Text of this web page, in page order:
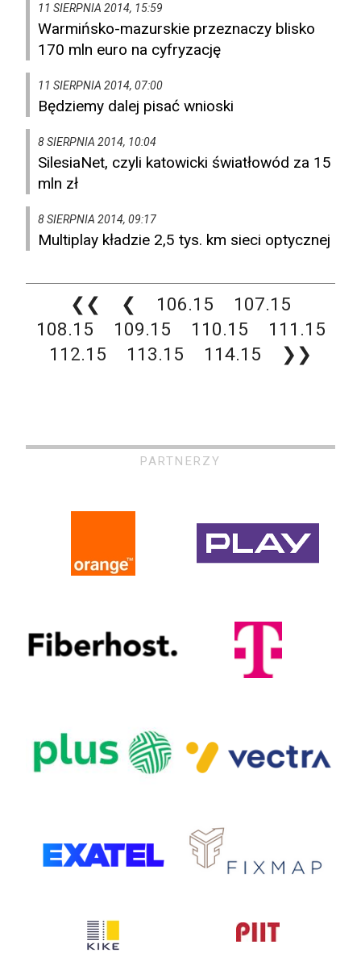
11 SIERPNIA 2014, 15:59
Warmińsko-mazurskie przeznaczy blisko
170 mln euro na cyfryzację
11 SIERPNIA 2014, 07:00
Będziemy dalej pisać wnioski
8 SIERPNIA 2014, 10:04
SilesiaNet, czyli katowicki światłowód za 15
mln zł
8 SIERPNIA 2014, 09:17
Multiplay kładzie 2,5 tys. km sieci optycznej
❮❮ ❮ 106.15
107.15
108.15
109.15 110.15
111.15
112.15
113.15 114.15 ❯❯
PARTNERZY